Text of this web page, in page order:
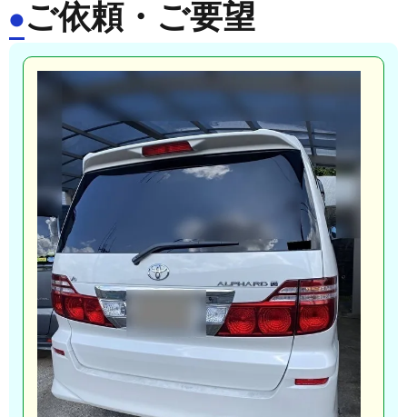
●ご依頼・ご要望